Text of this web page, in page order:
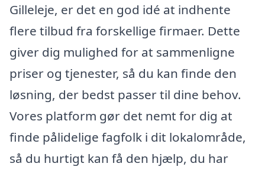
Gilleleje, er det en god idé at indhente
flere tilbud fra forskellige firmaer. Dette
giver dig mulighed for at sammenligne
priser og tjenester, så du kan finde den
løsning, der bedst passer til dine behov.
Vores platform gør det nemt for dig at
finde pålidelige fagfolk i dit lokalområde,
så du hurtigt kan få den hjælp, du har